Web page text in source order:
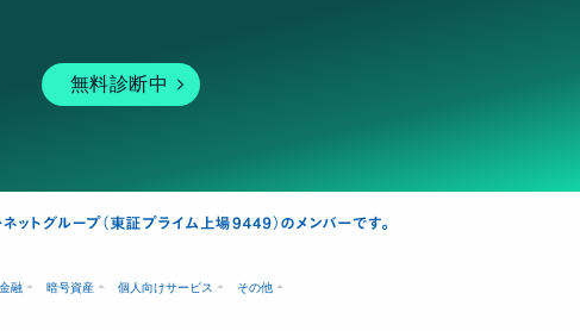
無料診断中
融 暗号資産 個人向けサービス その他